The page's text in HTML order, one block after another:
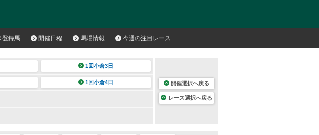
登録馬 開催日程 馬場情報 今週の注目レース
1回小倉3日
1回小倉4日 開催選択へ戻る
レース選択へ戻る